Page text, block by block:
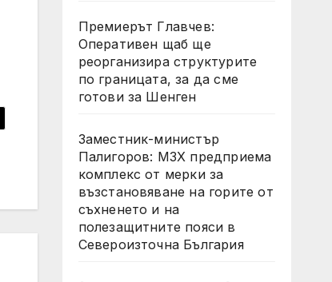
Премиерът Главчев:
Оперативен щаб ще
реорганизира структурите
по границата, за да сме
готови за Шенген
Заместник-министър
Палигоров: МЗХ предприема
комплекс от мерки за
възстановяване на горите от
съхненето и на
полезащитните пояси в
Североизточна България